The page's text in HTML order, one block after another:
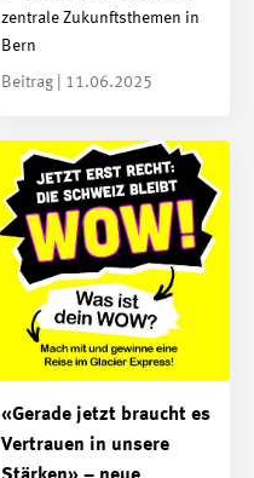
zentrale Zukunftsthemen in
Bern
Beitrag | 11.06.2025
«Gerade jetzt braucht es
Vertrauen in unsere